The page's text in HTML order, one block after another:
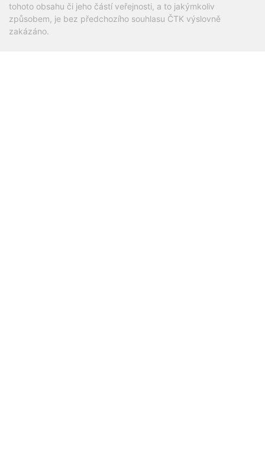
tohoto obsahu či jeho částí veřejnosti, a to jakýmkoliv
způsobem, je bez předchozího souhlasu ČTK výslovně
zakázáno.